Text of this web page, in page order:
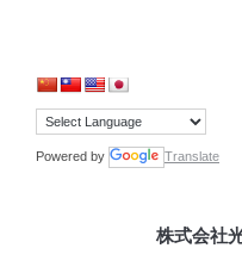
Powered by Translate
株式会社